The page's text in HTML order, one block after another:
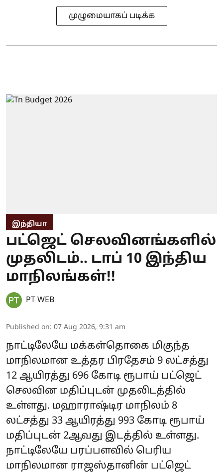
முழுமையாகப் படிக்க
இந்தியா
பட்ஜெட் செலவினங்களில்
முதலிடம்.. டாப் 10 இந்திய
மாநிலங்கள்!!
PT WEB
Published on: 07 Aug 2026, 9:31 am
நாட்டிலேயே மக்கள்தொகை மிகுந்த
மாநிலமான உத்தர பிரதேசம் 9 லட்சத்து
12 ஆயிரத்து 696 கோடி ரூபாய் பட்ஜெட்
செலவின மதிப்புடன் முதலிடத்தில்
உள்ளது. மஹாராஷ்டிர மாநிலம் 8
லட்சத்து 33 ஆயிரத்து 993 கோடி ரூபாய்
மதிப்புடன் 2ஆவது இடத்தில் உள்ளது.
நாட்டிலேயே பரப்பளவில் பெரிய
மாநிலமான ராஜஸ்தானின் பட்ஜெட்